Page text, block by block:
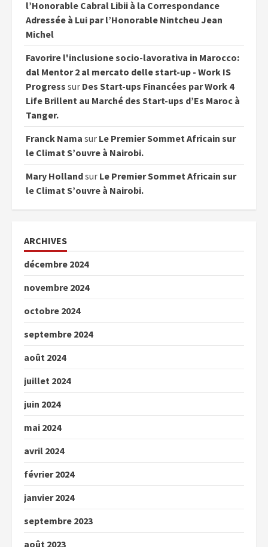
l’Honorable Cabral Libii à la Correspondance
Adressée à Lui par l’Honorable Nintcheu Jean
Michel
Favorire l'inclusione socio-lavorativa in Marocco:
dal Mentor 2 al mercato delle start-up - Work IS
Progress sur Des Start-ups Financées par Work 4
Life Brillent au Marché des Start-ups d’Es Maroc à
Tanger.
Franck Nama sur Le Premier Sommet Africain sur
le Climat S’ouvre à Nairobi.
Mary Hollandsur Le Premier Sommet Africain sur
le Climat S’ouvre à Nairobi.
ARCHIVES
décembre 2024
novembre 2024
octobre 2024
septembre 2024
août 2024
juillet 2024
juin 2024
mai 2024
avril 2024
février 2024
janvier 2024
septembre 2023
août 2023